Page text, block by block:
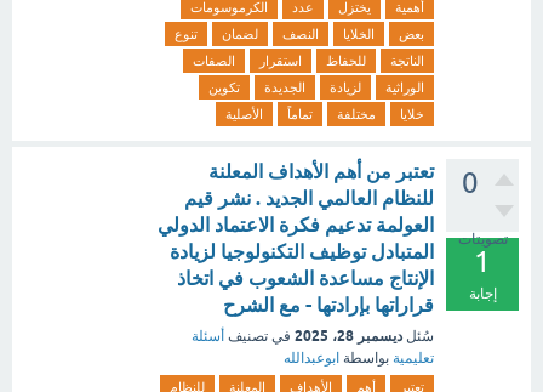
أهمية يختزل عدد
الكرموسومات
بعض
الخلايا النصف لضمان
تنوع
الناتجة
للحفاظ استقرار
الصفات
الوراثية
لزيادة الجديدة
تكوين
خلايا
مختلفة تماماً الأصلية
0
تصويتات
1
إجابة
تعتبر من أهم الأهداف المعلنة
للنظام العالمي الجديد . نشر قيم
العولمة تدعيم فكرة الاعتماد الدولي
المتبادل توظيف التكنولوجيا لزيادة
الإنتاج مساعدة الشعوب في اتخاذ
قراراتها بإرادتها - مع الشرح
سُئل ديسمبر 28، 2025 في تصنيف أسئلة
تعليمية بواسطة ابوعبدالله
تعتبر أهم الأهداف المعلنة للنظام